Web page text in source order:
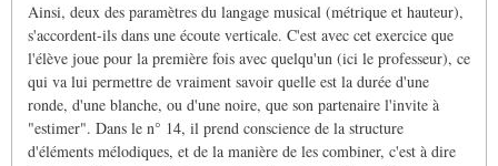
Ainsi, deux des paramètres du langage musical (métrique et hauteur),
s'accordent-ils dans une écoute verticale. C'est avec cet exercice que
l'élève joue pour la première fois avec quelqu'un (ici le professeur), ce
qui va lui permettre de vraiment savoir quelle est la durée d'une
ronde, d'une blanche, ou d'une noire, que son partenaire l'invite à
"estimer". Dans le n° 14, il prend conscience de la structure
d'éléments mélodiques, et de la manière de les combiner, c'est à dire